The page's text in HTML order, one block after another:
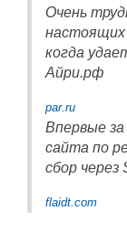
Очень
настоящих
когда
Айри.рф
par.ru
Впервые за
сайта по
сбор
flaidt.com